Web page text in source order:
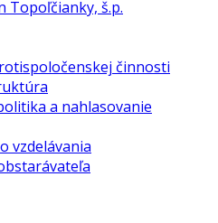
Topoľčianky, š.p.
činnosti
a nahlasovanie
vzdelávania